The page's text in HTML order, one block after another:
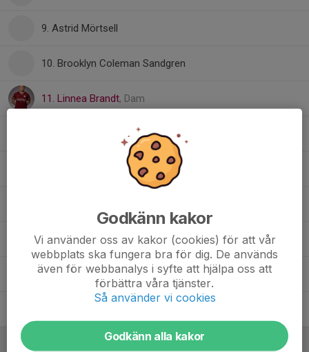
9. Astrid Mörtsell
10. Brooklyn Coleman Sandgren
11. Linnea Brandt, Dam
12. Sara Lunderbye, Dam
17. Cielo Lobato
21. Freja Dowd
Ledare
Godkänn kakor
Vi använder oss av kakor (cookies) för att vår
webbplats ska fungera bra för dig. De används
även för webbanalys i syfte att hjälpa oss att
förbättra våra tjänster.
Så använder vi cookies
Godkänn alla kakor